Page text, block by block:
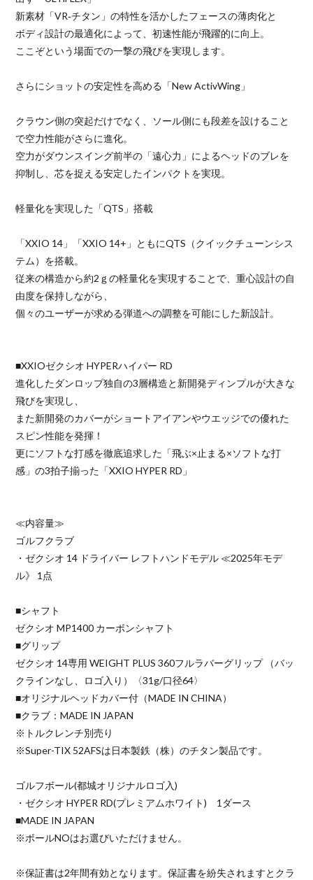
新素材「VR‐チタン」の特性を活かしたフェースの薄肉化と
ボディ設計の最適化によって、初速性能が飛躍的に向上。
ここぞという場面での一撃の飛びを実現します。
さらにショットの安定性を高める「New ActivWing」
クラウン側の突起だけでなく、ソール側にも段差を設けること
で空力性能がさらに進化。
空力がダウンスイング前半の「遠心力」によるヘッドのブレを
抑制し、芯を捉える安定したインパクトを実現。
軽量化を実現した「QTS」搭載
「XXIO 14」「XXIO 14+」ともにQTS（クイックチューンシス
テム）を搭載。
従来の構造から約2ｇの軽量化を実現することで、重心設計の自
由度を保持しながら、
個々のユーザーが求める弾道への調整を可能にした新設計。
■XXIOゼクシオ HYPERハイパー RD
進化したダンロップ独自の3層構造と新開発ディンプルが大きな
飛びを実現し、
また新開発のカバーがショートアイアンやウエッジでの優れた
スピン性能を発揮！
更にソフトな打感を徹底追求した「飛ぶ×止まる×ソフトな打
感」の3拍子揃った「XXIO HYPER RD」
≪内容量≫
ゴルフクラブ
・ゼクシオ 14 ドライバー レフトハンドモデル ≪2025年モデ
ル》 1点
■シャフト
ゼクシオ MP1400 カーボンシャフト
■グリップ
ゼクシオ 14専用 WEIGHT PLUS 360フルラバーグリップ （バッ
クラインなし、ロゴ入り）〈31g/口径64〉
■オリジナルヘッドカバー付（MADE IN CHINA）
■クラブ：MADE IN JAPAN
※トルクレンチ別売り
※Super-TIX 52AFSは日本製鉄（株）のチタン製品です。
ゴルフボール(都城オリジナルロゴ入)
・ゼクシオ HYPER RD(プレミアムホワイト) 1ダース
■MADE IN JAPAN
※ボールNOはお選びいただけません。
※保証書は2年間有効となります。保証書を紛失されますとクラ